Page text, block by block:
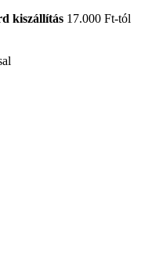
kiszállítás 17.000 Ft-tól